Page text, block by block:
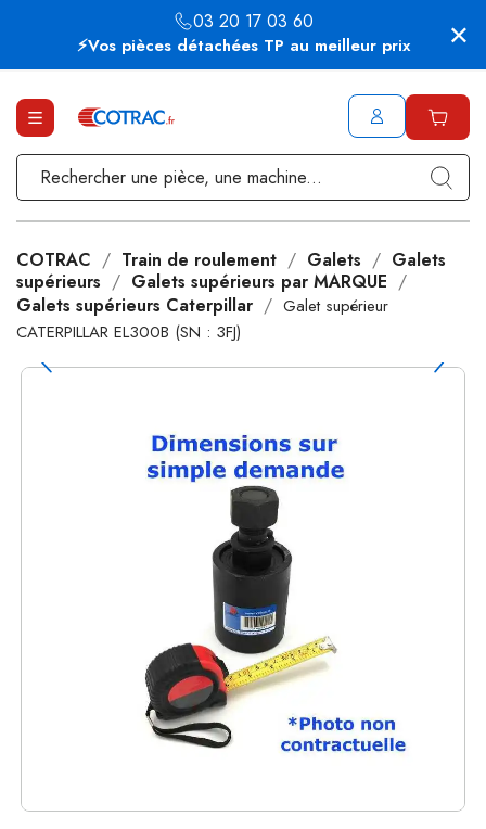
⚡Vos pièces détachées TP au meilleur prix
03 20 17 03 60
COTRAC Train de roulement Galets
Galets
supérieurs
Galets supérieurs par MARQUE
Galets supérieurs Caterpillar
Galet supérieur
CATERPILLAR EL300B (SN : 3FJ)